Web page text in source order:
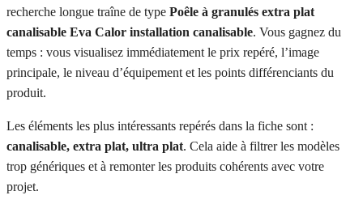
recherche longue traîne de type Poêle à granulés extra plat
canalisable Eva Calor installation canalisable. Vous gagnez du
temps : vous visualisez immédiatement le prix repéré, l’image
principale, le niveau d’équipement et les points différenciants du
produit.
Les éléments les plus intéressants repérés dans la fiche sont :
canalisable, extra plat, ultra plat. Cela aide à filtrer les modèles
trop génériques et à remonter les produits cohérents avec votre
projet.